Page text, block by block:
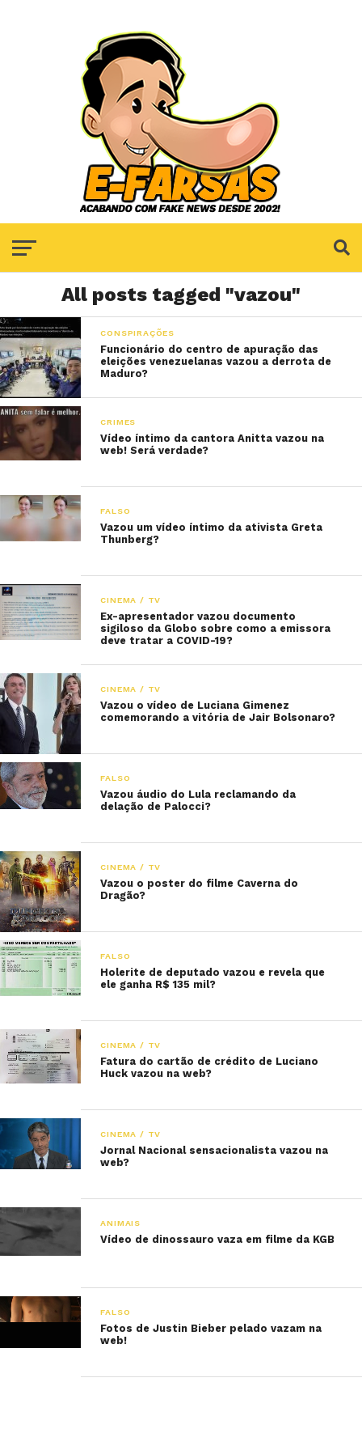
All posts tagged "vazou"
CONSPIRAÇÕES
Funcionário do centro de apuração das
eleições venezuelanas vazou a derrota de
Maduro?
CRIMES
Vídeo íntimo da cantora Anitta vazou na
web! Será verdade?
FALSO
Vazou um vídeo íntimo da ativista Greta
Thunberg?
CINEMA / TV
Ex-apresentador vazou documento
sigiloso da Globo sobre como a emissora
deve tratar a COVID-19?
CINEMA / TV
Vazou o vídeo de Luciana Gimenez
comemorando a vitória de Jair Bolsonaro?
FALSO
Vazou áudio do Lula reclamando da
delação de Palocci?
CINEMA / TV
Vazou o poster do filme Caverna do
Dragão?
FALSO
Holerite de deputado vazou e revela que
ele ganha R$ 135 mil?
CINEMA / TV
Fatura do cartão de crédito de Luciano
Huck vazou na web?
CINEMA / TV
Jornal Nacional sensacionalista vazou na
web?
ANIMAIS
Vídeo de dinossauro vaza em filme da KGB
FALSO
Fotos de Justin Bieber pelado vazam na
web!